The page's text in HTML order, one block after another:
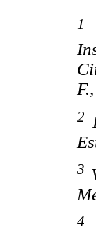
1
2
3
4